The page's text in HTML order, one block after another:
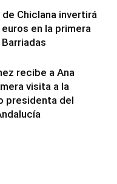
Chiclana invertirá
en la primera
recibe a Ana
visita a la
presidenta del